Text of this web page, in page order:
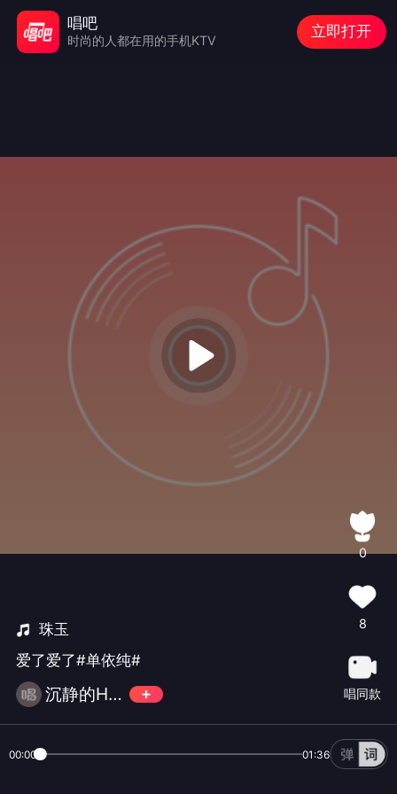
珠玉
爱了爱了#单依纯#
沉静的Helen
0
8
唱同款
00:00 01:36
唱吧
时尚的人都在用的手机KTV
立即打开